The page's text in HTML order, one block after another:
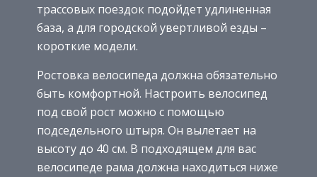
трассовых поездок подойдет удлиненная
база, а для городской увертливой езды –
короткие модели.
Ростовка велосипеда должна обязательно
быть комфортной. Настроить велосипед
под свой рост можно с помощью
подседельного штыря. Он вылетает на
высоту до 40 см. В подходящем для вас
велосипеде рама должна находиться ниже